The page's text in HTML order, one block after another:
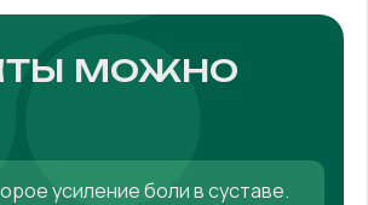
можно
усиление боли в суставе.